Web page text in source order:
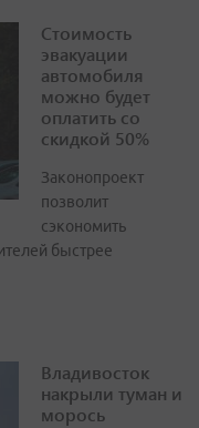
Стоимость
эвакуации
автомобиля
можно будет
оплатить со
скидкой 50%
Законопроект
позволит
сэкономить
быстрее
Владивосток
накрыли туман и
морось